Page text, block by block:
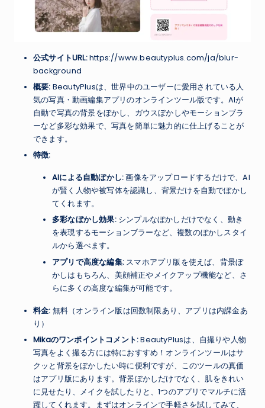
公式サイトURL:https://www.beautyplus.com/ja/blur-
background
概要: BeautyPlusは、世界中のユーザーに愛用されている人
気の写真・動画編集アプリのオンラインツール版です。AIが
自動で写真の背景をぼかし、ガウスぼかしやモーションブラ
ーなど多彩な効果で、写真を簡単に魅力的に仕上げることが
できます。
特徴:
AIによる自動ぼかし:画像をアップロードするだけで、AI
が賢く人物や被写体を認識し、背景だけを自動でぼかし
てくれます。
多彩なぼかし効果:シンプルなぼかしだけでなく、動き
を表現するモーションブラーなど、複数のぼかしスタイ
ルから選べます。
アプリで高度な編集: スマホアプリ版を使えば、背景ぼ
かしはもちろん、美顔補正やメイクアップ機能など、さ
らに多くの高度な編集が可能です。
料金: 無料（オンライン版は回数制限あり、アプリは内課金あ
り）
Mikaのワンポイントコメント:BeautyPlusは、自撮りや人物
写真をよく撮る方には特におすすめ！オンラインツールはサ
クッと背景をぼかしたい時に便利ですが、このツールの真価
はアプリ版にあります。背景ぼかしだけでなく、肌をきれい
に見せたり、メイクを試したりと、1つのアプリでマルチに活
躍してくれます。まずはオンラインで手軽さを試してみて、